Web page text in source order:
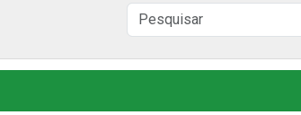
Buscar
no